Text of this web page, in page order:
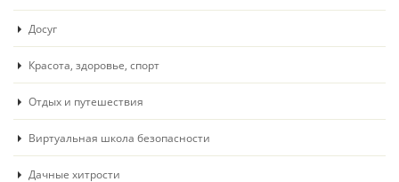
Досуг
Красота, здоровье, спорт
Отдых и путешествия
Виртуальная школа безопасности
Дачные хитрости